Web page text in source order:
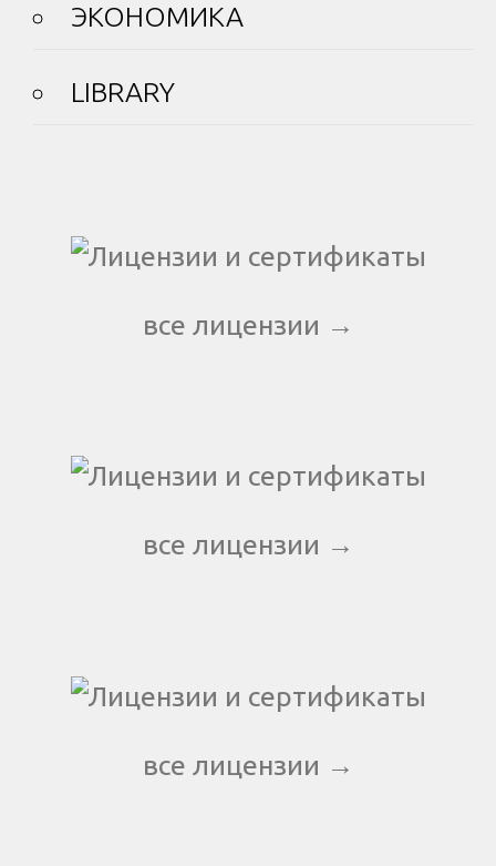
ЭКОНОМИКА
LIBRARY
все лицензии →
все лицензии →
все лицензии →